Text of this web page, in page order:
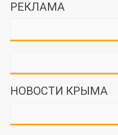
РЕКЛАМА
НОВОСТИ КРЫМА